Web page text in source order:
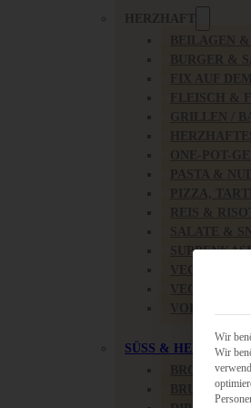
HERZHAFT
SALATE &
SÜSS & HERZHAFT
BRUNCH &
Wir
Wir